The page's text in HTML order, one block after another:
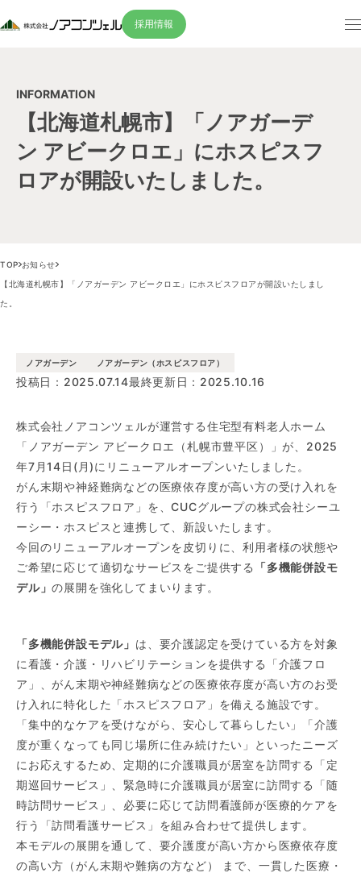
採用情報
INFORMATION
【北海道札幌市】「ノアガーデ
ン アビークロエ」にホスピスフ
ロアが開設いたしました。
TOP お知らせ
【北海道札幌市】「ノアガーデン アビークロエ」にホスピスフロアが開設いたしまし
た。
ノアガーデン ノアガーデン（ホスピスフロア）
投稿日：2025.07.14最終更新日：2025.10.16
株式会社ノアコンツェルが運営する住宅型有料老人ホーム
「ノアガーデン アビークロエ（札幌市豊平区）」が、2025
年7月14日(月)にリニューアルオープンいたしました。
がん末期や神経難病などの医療依存度が高い方の受け入れを
行う「ホスピスフロア」を、CUCグループの株式会社シーユ
ーシー・ホスピスと連携して、新設いたします。
今回のリニューアルオープンを皮切りに、利用者様の状態や
ご希望に応じて適切なサービスをご提供する
「多機能併設モ
デル」の展開を強化してまいります。
「多機能併設モデル」 は、要介護認定を受けている方を対象
に看護・介護・リハビリテーションを提供する「介護フロ
ア」、がん末期や神経難病などの医療依存度が高い方のお受
け入れに特化した「ホスピスフロア」を備える施設です。
「集中的なケアを受けながら、安心して暮らしたい」「介護
度が重くなっても同じ場所に住み続けたい」といったニーズ
にお応えするため、定期的に介護職員が居室を訪問する「定
期巡回サービス」、緊急時に介護職員が居室に訪問する「随
時訪問サービス」、必要に応じて訪問看護師が医療的ケアを
行う「訪問看護サービス」を組み合わせて提供します。
本モデルの展開を通して、要介護度が高い方から医療依存度
の高い方（がん末期や難病の方など） まで、一貫した医療・